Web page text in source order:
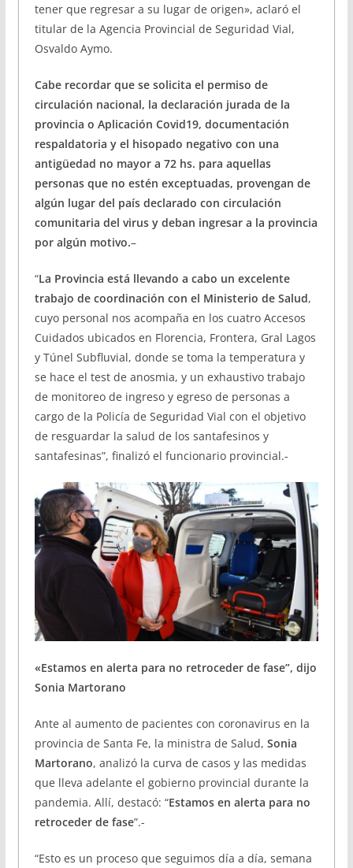
tener que regresar a su lugar de origen», aclaró el
titular de la Agencia Provincial de Seguridad Vial,
Osvaldo Aymo.
Cabe recordar que se solicita el permiso de
circulación nacional, la declaración jurada de la
provincia o Aplicación Covid19, documentación
respaldatoria y el hisopado negativo con una
antigüedad no mayor a 72 hs. para aquellas
personas que no estén exceptuadas, provengan de
algún lugar del país declarado con circulación
comunitaria del virus y deban ingresar a la provincia
por algún motivo.–
“La Provincia está llevando a cabo un excelente
trabajo de coordinación con el Ministerio de Salud,
cuyo personal nos acompaña en los cuatro Accesos
Cuidados ubicados en Florencia, Frontera, Gral Lagos
y Túnel Subfluvial, donde se toma la temperatura y
se hace el test de anosmia, y un exhaustivo trabajo
de monitoreo de ingreso y egreso de personas a
cargo de la Policía de Seguridad Vial con el objetivo
de resguardar la salud de los santafesinos y
santafesinas”, finalizó el funcionario provincial.-
«Estamos en alerta para no retroceder de fase”, dijo
Sonia Martorano
Ante al aumento de pacientes con coronavirus en la
provincia de Santa Fe, la ministra de Salud, Sonia
Martorano, analizó la curva de casos y las medidas
que lleva adelante el gobierno provincial durante la
pandemia. Allí, destacó: “Estamos en alerta para no
retroceder de fase”.-
“Esto es un proceso que seguimos día a día, semana